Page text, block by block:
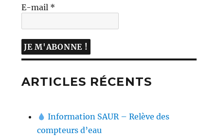
E-mail *
ARTICLES RÉCENTS
Information SAUR – Relève des
compteurs d’eau